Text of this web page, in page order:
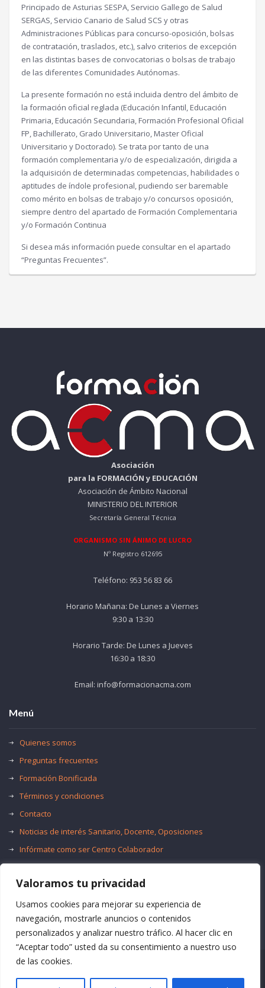
Valoramos tu privacidad
Usamos cookies para mejorar su experiencia de
navegación, mostrarle anuncios o contenidos
personalizados y analizar nuestro tráfico. Al hacer clic en
“Aceptar todo” usted da su consentimiento a nuestro uso
de las cookies.
Principado de Asturias SESPA, Servicio Gallego de Salud
SERGAS, Servicio Canario de Salud SCS y otras
Administraciones Públicas para concurso-oposición, bolsas
de contratación, traslados, etc.), salvo criterios de excepción
en las distintas bases de convocatorias o bolsas de trabajo
de las diferentes Comunidades Autónomas.
La presente formación no está incluida dentro del ámbito de
la formación oficial reglada (Educación Infantil, Educación
Primaria, Educación Secundaria, Formación Profesional Oficial
FP, Bachillerato, Grado Universitario, Master Oficial
Universitario y Doctorado). Se trata por tanto de una
formación complementaria y/o de especialización, dirigida a
la adquisición de determinadas competencias, habilidades o
aptitudes de índole profesional, pudiendo ser baremable
como mérito en bolsas de trabajo y/o concursos oposición,
siempre dentro del apartado de Formación Complementaria
y/o Formación Continua
Si desea más información puede consultar en el apartado
“Preguntas Frecuentes”.
Asociación
para la FORMACIÓN y EDUCACIÓN
Asociación de Ámbito Nacional
MINISTERIO DEL INTERIOR
Secretaría General Técnica
ORGANISMO SIN ÁNIMO DE LUCRO
Nº Registro 612695
Teléfono: 953 56 83 66
Horario Mañana: De Lunes a Viernes
9:30 a 13:30
Horario Tarde: De Lunes a Jueves
16:30 a 18:30
Email: info@formacionacma.com
Menú
Quienes somos
Preguntas frecuentes
Formación Bonificada
Términos y condiciones
Contacto
Noticias de interés Sanitario, Docente, Oposiciones
Infórmate como ser Centro Colaborador
Trabaja con nosotros
Oferta de Empleo Público
Bolsas de Empleo